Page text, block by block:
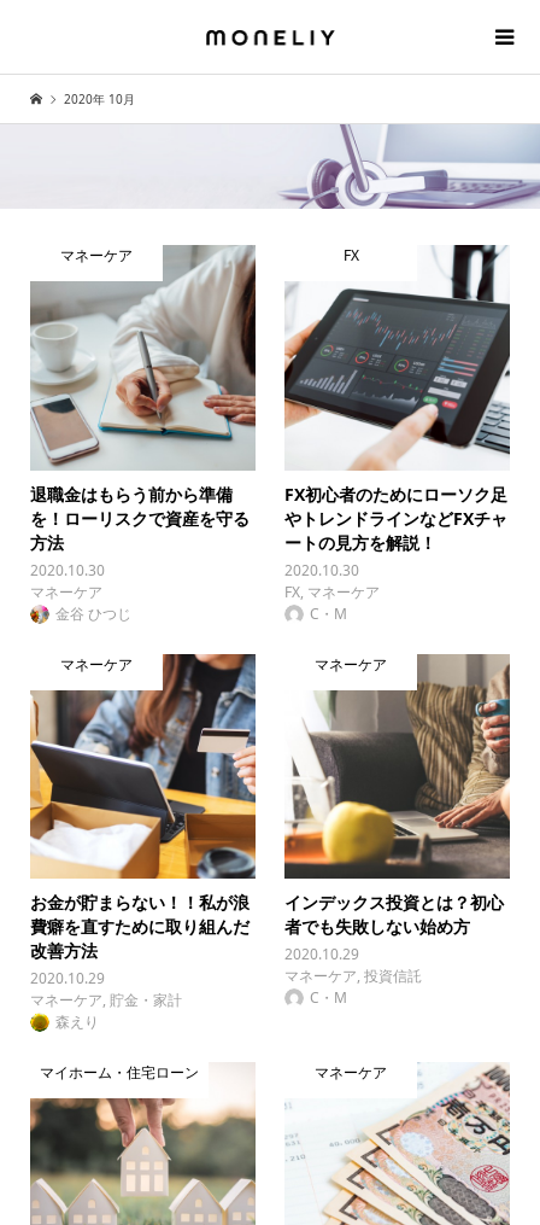
2020年 10月
マネーケア
退職金はもらう前から準備
を！ローリスクで資産を守る
方法
2020.10.30
マネーケア
金谷 ひつじ
FX
FX初心者のためにローソク足
やトレンドラインなどFXチャ
ートの見方を解説！
2020.10.30
FX, マネーケア
C・M
マネーケア
お金が貯まらない！！私が浪
費癖を直すために取り組んだ
改善方法
2020.10.29
マネーケア, 貯金・家計
森えり
マネーケア
インデックス投資とは？初心
者でも失敗しない始め方
2020.10.29
マネーケア,投資信託
C・M
マイホーム・住宅ローン マネーケア